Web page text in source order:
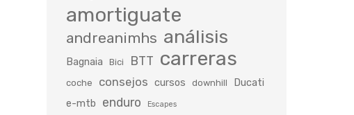
amortiguate
andreanimhs análisis
Bagnaia Bici BTT carreras
coche consejos cursos downhill
Ducati
e-mtb
enduro Escapes